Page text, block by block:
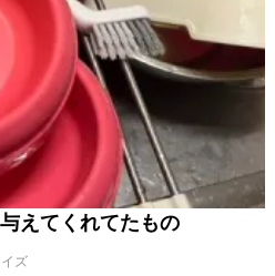
えてくれてたもの
ズ